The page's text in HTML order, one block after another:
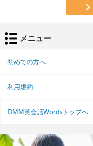
メニュー
初めての方へ
利用規約
DMM英会話Wordsトップへ